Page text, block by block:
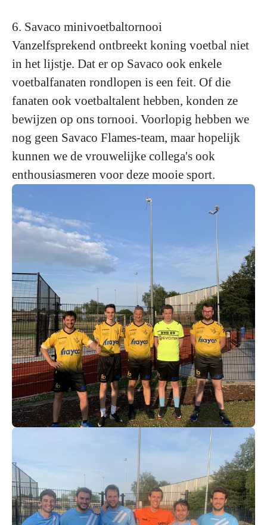
6. Savaco minivoetbaltornooi
Vanzelfsprekend ontbreekt koning voetbal niet
in het lijstje. Dat er op Savaco ook enkele
voetbalfanaten rondlopen is een feit. Of die
fanaten ook voetbaltalent hebben, konden ze
bewijzen op ons tornooi. Voorlopig hebben we
nog geen Savaco Flames-team, maar hopelijk
kunnen we de vrouwelijke collega's ook
enthousiasmeren voor deze mooie sport.